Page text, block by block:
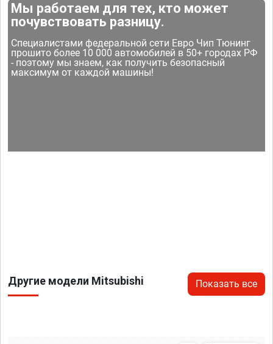
Мы работаем для тех, кто может
почувствовать разницу.
Специалистами федеральной сети Евро Чип Тюнинг
прошито более 10 000 автомобилей в 50+ городах РФ
- поэтому мы знаем, как получить безопасный
максимум от каждой машины!
Другие модели Mitsubishi Показать все